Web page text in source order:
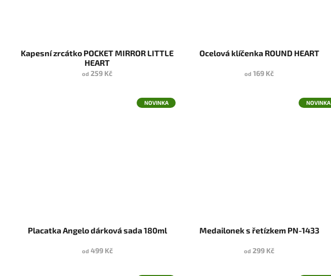
Kapesní zrcátko POCKET MIRROR LITTLE
HEART
od 259 Kč
Ocelová klíčenka ROUND HEART
od 169 Kč
NOVINKA
Placatka Angelo dárková sada 180ml
od 499 Kč
NOVINKA
Medailonek s řetízkem PN-1433
od 299 Kč